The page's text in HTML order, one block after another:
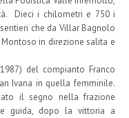
Dieci i chilometri e 750 i
che da Villar Bagnolo
in direzione salita e
del compianto Franco
Ivana in quella femminile.
il segno nella frazione
guida, dopo la vittoria a